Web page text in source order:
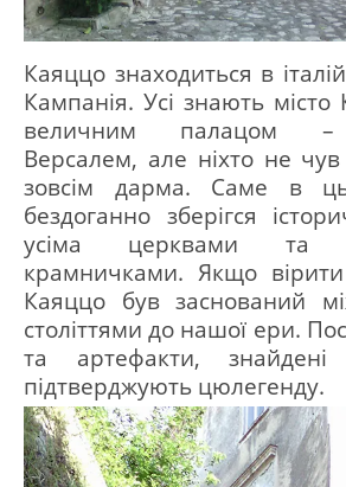
Каяццо знаходиться в
Кампанія. Усі знають місто
величним палацом –
Версалем, але ніхто не
зовсім дарма.
Саме в
бездоганно зберігся
усіма церквами та
крамничками. Якщо
Каяццо був заснований
століттями до нашої ери.
та артефакти, знайдені
підтверджують цюлегенду.